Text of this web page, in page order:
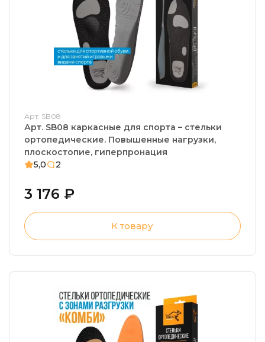
Арт: SB08
Арт. SB08 каркасные для спорта – стельки
ортопедические. Повышенные нагрузки,
плоскостопие, гиперпронация
5,0
2
3 176 ₽
К товару